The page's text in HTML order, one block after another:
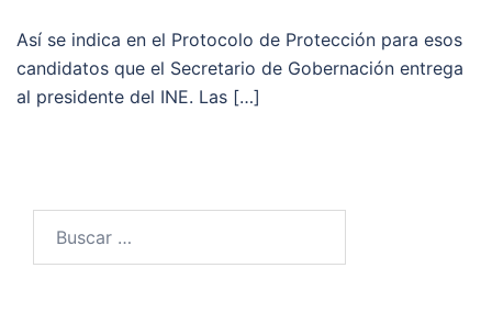
Así se indica en el Protocolo de Protección para esos
candidatos que el Secretario de Gobernación entrega
al presidente del INE. Las […]